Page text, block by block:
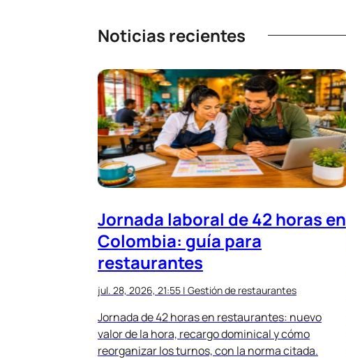
Noticias recientes
Jornada laboral de 42 horas en
Colombia: guía para
restaurantes
jul. 28, 2026, 21:55 | Gestión de restaurantes
Jornada de 42 horas en restaurantes: nuevo
valor de la hora, recargo dominical y cómo
reorganizar los turnos, con la norma citada.